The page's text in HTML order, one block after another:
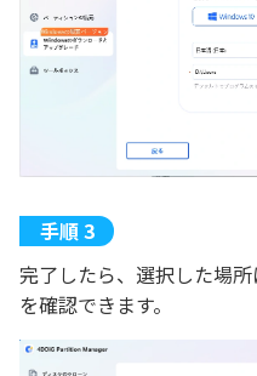
完了したら、選択した場
を確認できます。